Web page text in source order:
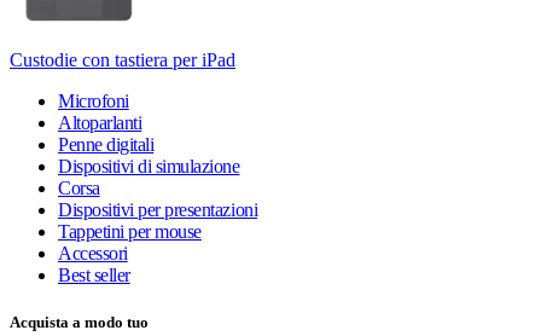
Custodie con tastiera per iPad
Microfoni
Altoparlanti
Penne digitali
Dispositivi di simulazione
Corsa
Dispositivi per presentazioni
Tappetini per mouse
Accessori
Best seller
Acquista a modo tuo